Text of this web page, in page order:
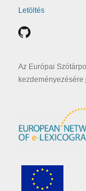
Letöltés
Az Európai
kezdeményezésére